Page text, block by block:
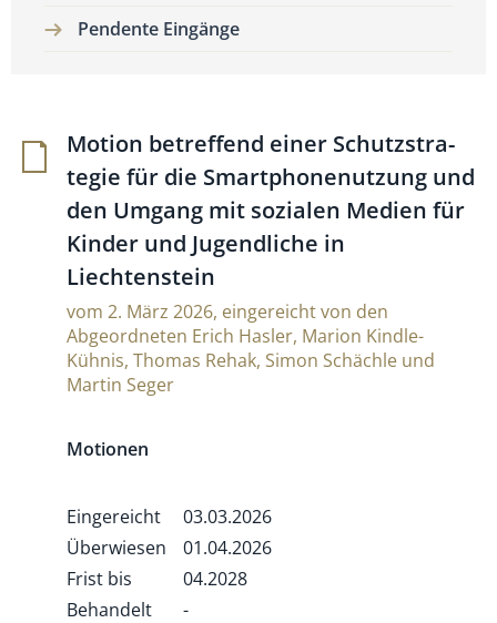
Pendente Eingänge
Motion betref­fend einer Schutz­stra­
tegie für die Smart­pho­ne­nut­zung und
den Umgang mit sozialen Medien für
Kinder und Jugend­liche in
Liechtenstein
vom 2. März 2026, eingereicht von den
Abgeordneten Erich Hasler, Marion Kindle-
Kühnis, Thomas Rehak, Simon Schächle und
Martin Seger
Motionen
Eingereicht
03.03.2026
Überwiesen
01.04.2026
Frist bis
04.2028
Behandelt
-